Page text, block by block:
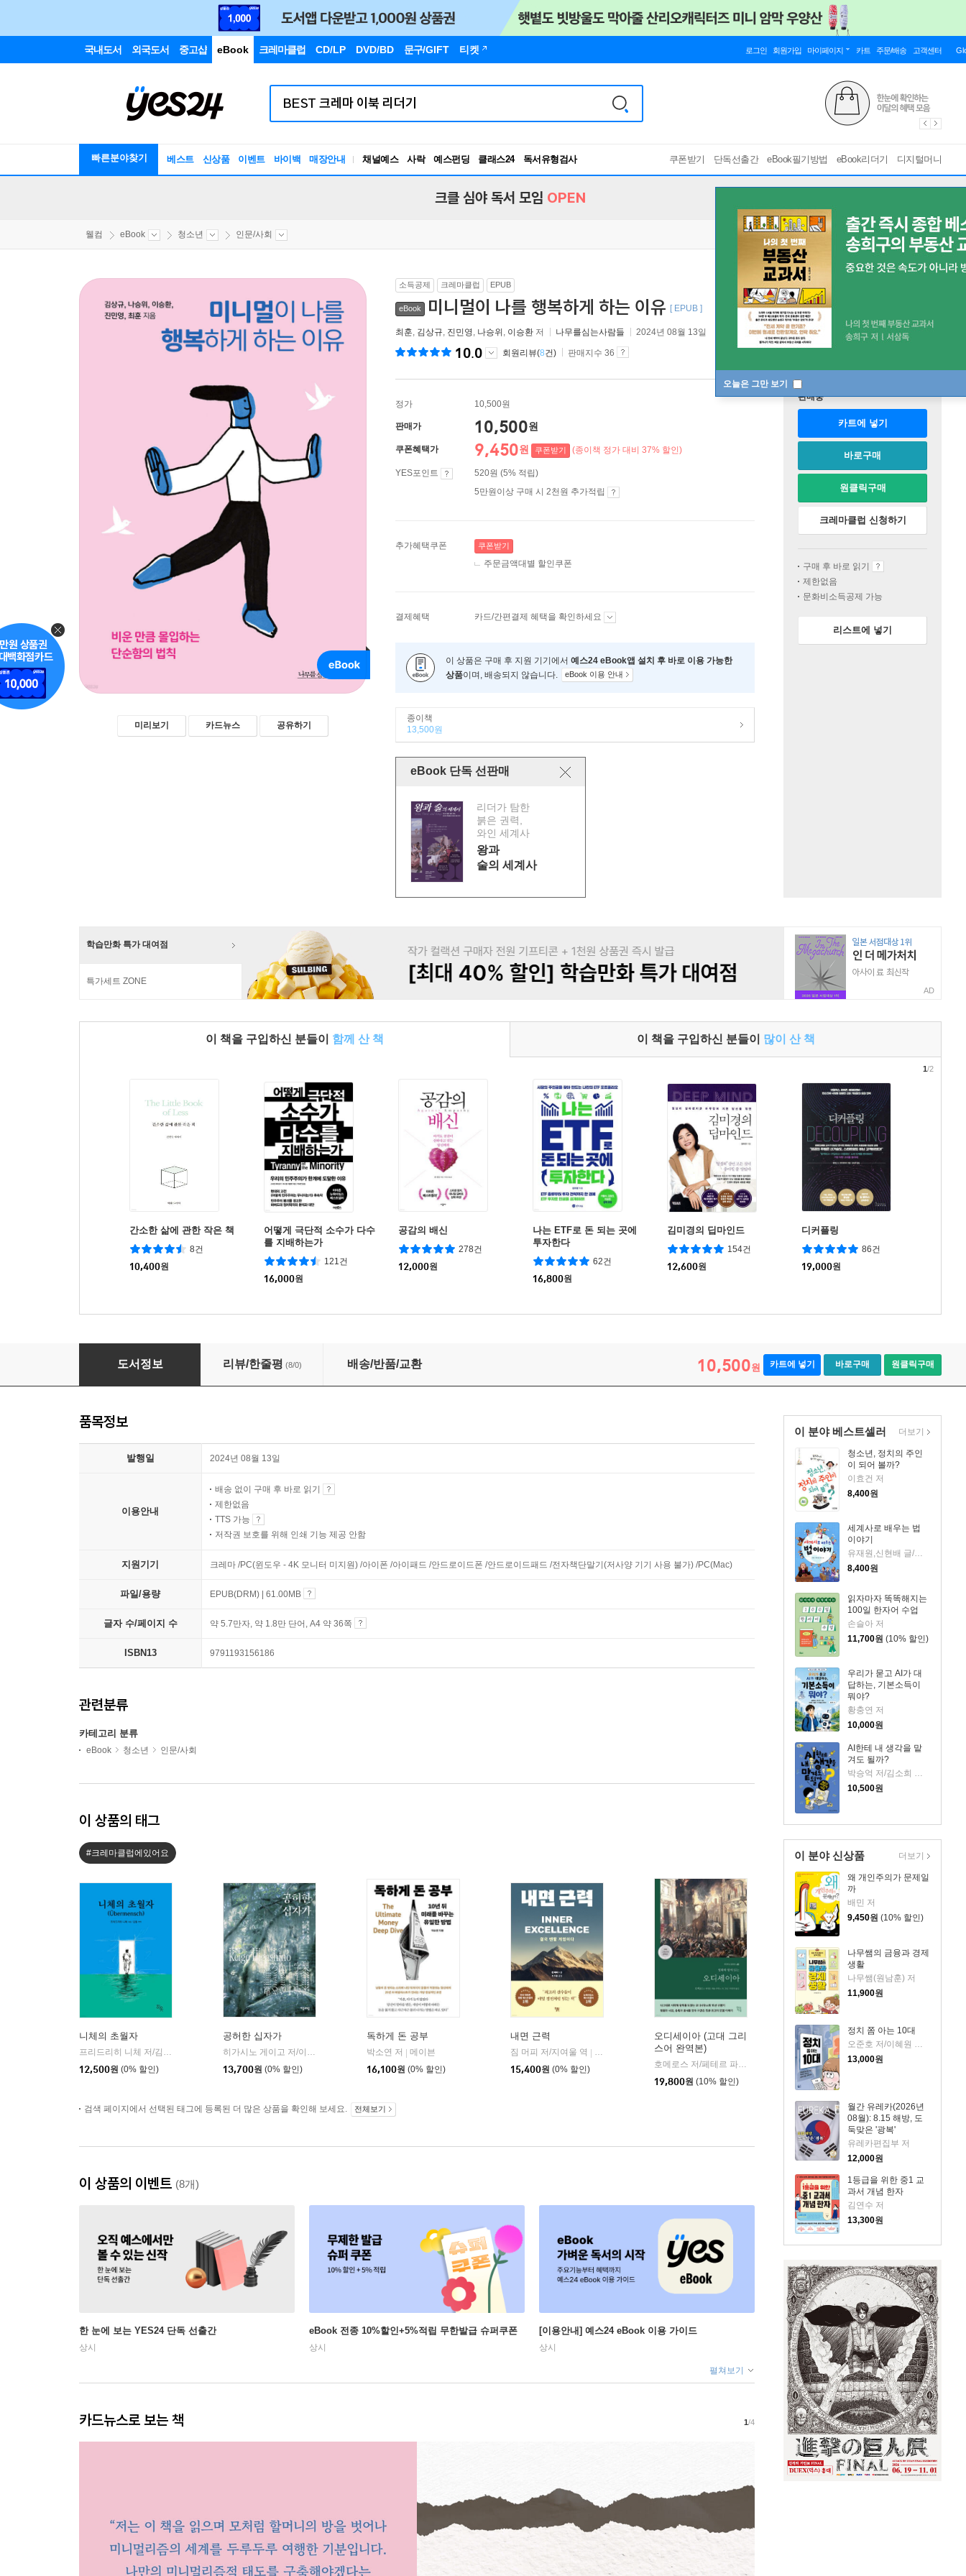
국내도서 외국도서 중고샵 eBook 크레마클럽 CD/LP DVD/BD 문구/GIFT 티켓 로그인 회원가입 마이페이지 카트 주문/배송 고객센터
빠른분야찾기 베스트 신상품 이벤트 바이백 매장안내 채널예스 사락 예스펀딩 클래스24
독서유형검사
RBTI Lab
쿠폰받기 단독선출간 eBook필기방법 eBook리더기 디지털머니
오늘은 그만 보기
크클 심야 독서 모임 OPEN
웰컴 eBook 청소년 인문/사회
미리보기 카드뉴스 공유하기
소득공제 크레마클럽 EPUB
eBook 미니멀이 나를 행복하게 하는 이유 [ EPUB ]
최훈, 김상규, 진민영, 나승위 , 이승환 저 나무를심는사람들 2024년 08월 13일
10.0 회원리뷰(8건) 판매지수 36
정가 10,500원
판매가 10,500원
쿠폰혜택가 9,450원 쿠폰받기 (종이책 정가 대비 37% 할인)
YES포인트
520원 (5% 적립)
5만원이상 구매 시 2천원 추가적립
추가혜택쿠폰 쿠폰받기
주문금액대별 할인쿠폰
결제혜택 카드/간편결제 혜택을 확인하세요
이 상품은 구매 후 지원 기기에서 예스24 eBook앱 설치 후 바로 이용 가능한
상품이며, 배송되지 않습니다. eBook 이용 안내
종이책
13,500원
eBook 단독 선판매
리더가 탐한
붉은 권력,
와인 세계사
왕과
술의 세계사
판매중
카트에 넣기
바로구매
원클릭구매
크레마클럽 신청하기
구매 후 바로 읽기
제한없음
문화비소득공제 가능
리스트에 넣기
학습만화 특가 대여점
특가세트 ZONE
AD
이 책을 구입하신 분들이 함께 산 책 이 책을 구입하신 분들이 많이 산 책
간소한 삶에 관한 작은 책
8건
10,400원
어떻게 극단적 소수가 다수
를 지배하는가
121건
16,000원
공감의 배신
278건
12,000원
나는 ETF로 돈 되는 곳에
투자한다
62건
16,800원
김미경의 딥마인드
154건
12,600원
디커플링
86건
19,000원
1/2
미니멀이 나를 행복하게 하는 이유
도서정보 리뷰/한줄평 (8/0) 배송/반품/교환 10,500원 카트에 넣기 바로구매 원클릭구매
이 분야 베스트셀러
청소년, 정치의 주인
이 되어 볼까?
이효건 저
8,400원
세계사로 배우는 법
이야기
8,400원
읽자마자 똑똑해지는
100일 한자어 수업
손슬아 저
11,700원 (10% 할인)
우리가 묻고 AI가 대
답하는, 기본소득이
뭐야?
황충연 저
10,000원
AI한테 내 생각을 맡
겨도 될까?
박승억 저/김소희 그림
10,500원
더보기
이 분야 신상품
왜 개인주의가 문제일
까
배민 저
9,450원 (10% 할인)
나무쌤의 금융과 경제
생활
나무쌤(원남훈) 저
11,900원
정치 쫌 아는 10대
오준호 저/이혜원 그림
13,000원
월간 유레카(2026년
08월): 8.15 해방, 도
둑맞은 '광복'
유레카편집부 저
12,000원
1등급을 위한 중1 교
과서 개념 한자
김연수 저
13,300원
더보기
품목정보
발행일 2024년 08월 13일
이용안내
배송 없이 구매 후 바로 읽기
제한없음
TTS 가능
저작권 보호를 위해 인쇄 기능 제공 안함
지원기기 크레마 /PC(윈도우 - 4K 모니터 미지원) /아이폰 /아이패드 /안드로이드폰 /안드로이드패드 /전자책단말기(저사양 기기 사용 불가) /PC(Mac)
파일/용량 EPUB(DRM) | 61.00MB
글자 수/페이지 수 약 5.7만자, 약 1.8만 단어, A4 약 36쪽
ISBN13 9791193156186
관련분류
카테고리 분류
eBook 청소년 인문/사회
이 상품의 태그
#크레마클럽에있어요
니체의 초월자
프리드리히 니체 저/김철 편역
12,500원 (0% 할인)
공허한 십자가
히가시노 게이고 저/이선희 역
자음과모음
13,700원 (0% 할인)
독하게 돈 공부
박소연 저
메이븐
16,100원 (0% 할인)
내면 근력
짐 머피 저/지여울 역
윌북(willbook)
15,400원 (0% 할인)
오디세이아 (고대 그리
스어 완역본)
호메로스 저/페테르 파울 루벤스 그림/박문재 역 |
현대지성
19,800원 (10% 할인)
검색 페이지에서 선택된 태그에 등록된 더 많은 상품을 확인해 보세요. 전체보기
이 상품의 이벤트 (8개)
한 눈에 보는 YES24 단독 선출간
상시
eBook 전종 10%할인+5%적립 무한발급 슈퍼쿠폰
상시
[이용안내] 예스24 eBook 이용 가이드
상시
펼쳐보기
카드뉴스로 보는 책 1/4